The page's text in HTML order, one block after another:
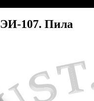
ЭИ-107. Пила